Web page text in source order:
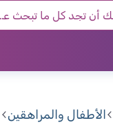
الأطفال والمراهقين